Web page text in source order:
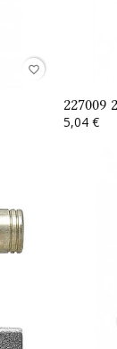
favorite_border
227009
5,04 €